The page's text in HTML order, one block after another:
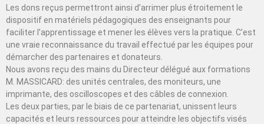
Les dons reçus permettront ainsi d’arrimer plus étroitement le
dispositif en matériels pédagogiques des enseignants pour
faciliter l’apprentissage et mener les élèves vers la pratique. C’est
une vraie reconnaissance du travail effectué par les équipes pour
démarcher des partenaires et donateurs.
Nous avons reçu des mains du Directeur délégué aux formations
M. MASSICARD: des unités centrales, des moniteurs, une
imprimante, des oscilloscopes et des câbles de connexion.
Les deux parties, par le biais de ce partenariat, unissent leurs
capacités et leurs ressources pour atteindre les objectifs visés